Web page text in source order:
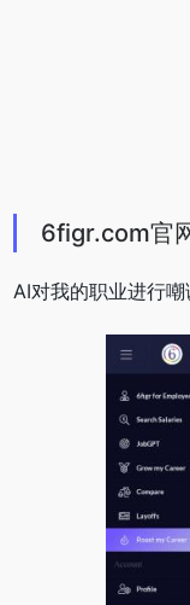
6figr.com官
AI对我的职业进行嘲